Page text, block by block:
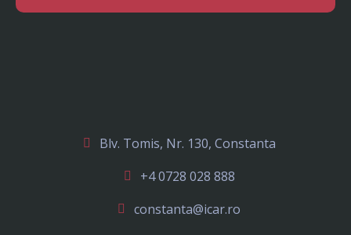
Blv. Tomis, Nr. 130, Constanta
+4 0728 028 888
constanta@icar.ro